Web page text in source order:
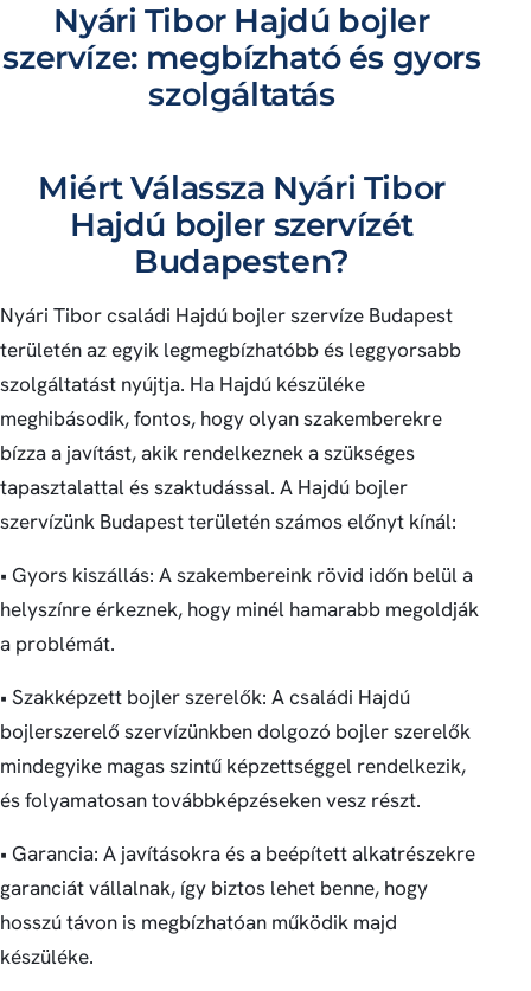
Nyári Tibor Hajdú bojler
szervíze: megbízható és gyors
szolgáltatás
Miért Válassza Nyári Tibor
Hajdú bojler szervízét
Budapesten?
Nyári Tibor családi Hajdú bojler szervíze Budapest
területén az egyik legmegbízhatóbb és leggyorsabb
szolgáltatást nyújtja. Ha Hajdú készüléke
meghibásodik, fontos, hogy olyan szakemberekre
bízza a javítást, akik rendelkeznek a szükséges
tapasztalattal és szaktudással. A Hajdú bojler
szervízünk Budapest területén számos előnyt kínál:
• Gyors kiszállás: A szakembereink rövid időn belül a
helyszínre érkeznek, hogy minél hamarabb megoldják
a problémát.
• Szakképzett bojler szerelők: A családi Hajdú
bojlerszerelő szervízünkben dolgozó bojler szerelők
mindegyike magas szintű képzettséggel rendelkezik,
és folyamatosan továbbképzéseken vesz részt.
• Garancia: A javításokra és a beépített alkatrészekre
garanciát vállalnak, így biztos lehet benne, hogy
hosszú távon is megbízhatóan működik majd
készüléke.